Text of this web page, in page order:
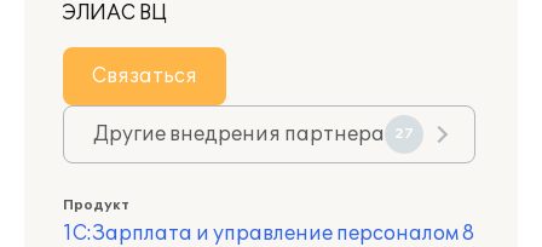
ЭЛИАС ВЦ
Связаться
Другие внедрения партнера 27
Продукт
1С:Зарплата и управление персоналом 8